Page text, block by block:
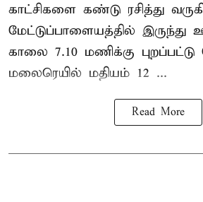
காட்சிகளை கண்டு ரசித்து
மேட்டுப்பாளையத்தில் இருந்து
காலை 7.10 மணிக்கு
மலைரெயில் மதியம் 12 ...
Read More